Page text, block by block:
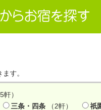
す。
軒）
三条・四条 （2軒）
祇